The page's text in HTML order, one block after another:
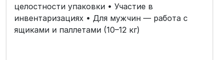
целостности упаковки • Участие в
инвентаризациях • Для мужчин — работа с
ящиками и паллетами (10–12 кг)